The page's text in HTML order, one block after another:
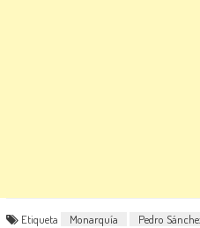
Etiqueta Monarquía Pedro